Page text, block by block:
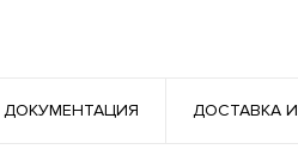
ДОКУМЕНТАЦИЯ ДОСТАВКА